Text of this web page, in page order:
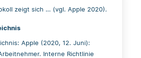
zeigt sich … (vgl. Apple 2020).
Apple (2020, 12. Juni):
Interne Richtlinie